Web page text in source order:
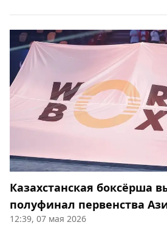
Казахстанская боксёрша
полуфинал первенства
12:39, 07 мая 2026